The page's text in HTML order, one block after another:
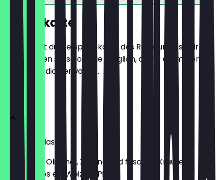
Speisekarte
Hier findest du die Speisekarte des Restaurants. Wir
aktualisieren sie so oft wie möglich, damit du immer
weißt, was dich erwartet.
Hummus Klassik
Immer mit Olivenöl, Zitrone und frischen Kräutern.
Dazu gibt es ein Weizen-Pita.